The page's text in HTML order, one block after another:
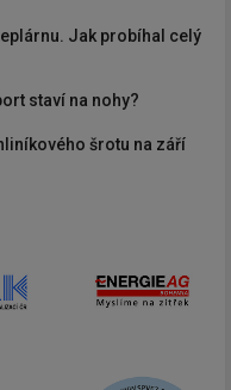
Jak probíhal celý
staví na nohy?
šrotu na září